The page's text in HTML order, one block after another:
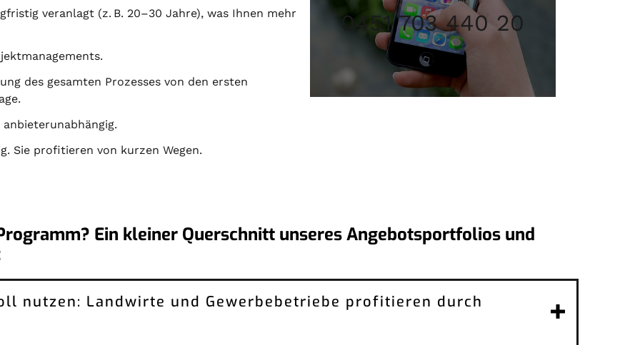
veranlagt (z. B. 20–30 Jahre), was Ihnen mehr
des gesamten Prozesses von den ersten
Sie profitieren von kurzen Wegen.
0451 703 440 20
Ein kleiner Querschnitt unseres Angebotsportfolios und
nutzen: Landwirte und Gewerbebetriebe profitieren durch